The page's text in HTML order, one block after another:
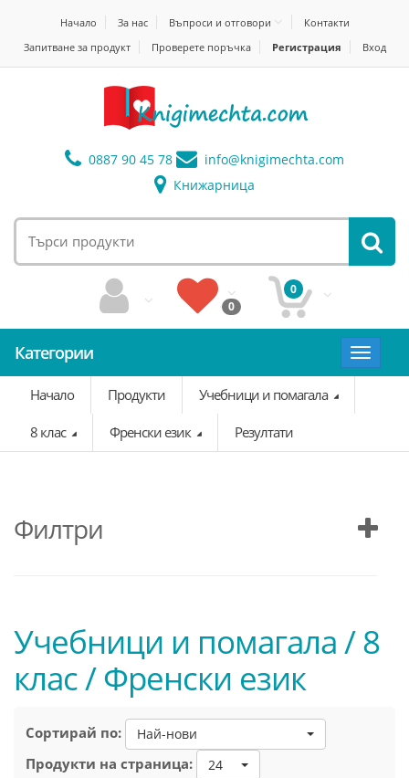
Начало За нас Въпроси и отговори
Контакти
Запитване за продукт
Проверете поръчка Регистрация Вход
0887 90 45 78 info@knigimechta.com
Книжарница
0
0
Категории
Toggle
Начало
Продукти Учебници и помагала
8 клас Френски език Резултати
Филтри
Учебници и помагала / 8
клас / Френски език
Сортирай по: Най-нови
Продукти на страница: 24